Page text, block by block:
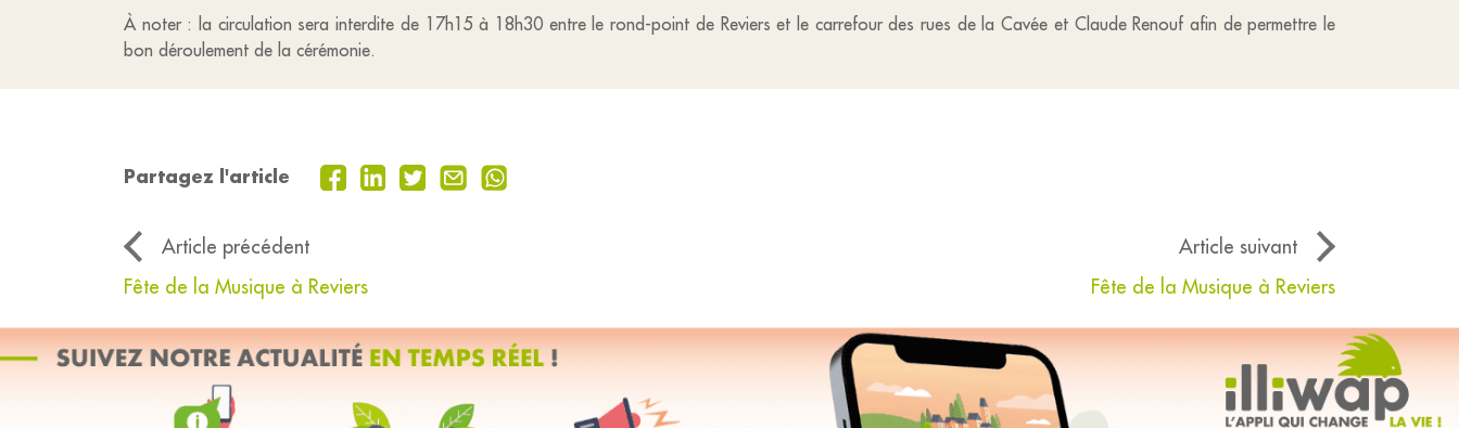
À noter : la circulation sera interdite de 17h15 à 18h30 entre le rond-point de Reviers et le carrefour des rues de la Cavée et Claude Renouf afin de permettre le
bon déroulement de la cérémonie.
Partagez l'article
Article précédent
Article suivant
Fête de la Musique à Reviers
Fête de la Musique à Reviers